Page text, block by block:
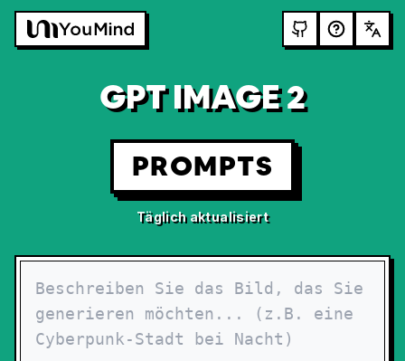
GPT IMAGE 2
PROMPTS
Täglich aktualisiert